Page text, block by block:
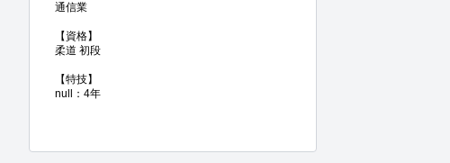
通信業
【資格】
柔道 初段
【特技】